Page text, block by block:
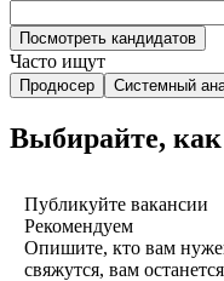
Посмотреть кандидатов
Часто ищут
Продюсер Системный
Выбирайте, как
Публикуйте вакансии
Рекомендуем
Опишите, кто вам
свяжутся, вам